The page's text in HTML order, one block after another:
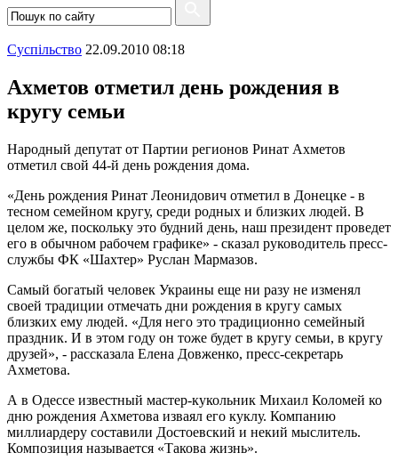
Суспiльство 22.09.2010 08:18
Ахметов отметил день рождения в
кругу семьи
Народный депутат от Партии регионов Ринат Ахметов
отметил свой 44-й день рождения дома.
«День рождения Ринат Леонидович отметил в Донецке - в
тесном семейном кругу, среди родных и близких людей. В
целом же, поскольку это будний день, наш президент проведет
его в обычном рабочем графике» - сказал руководитель пресс-
службы ФК «Шахтер» Руслан Мармазов.
Самый богатый человек Украины еще ни разу не изменял
своей традиции отмечать дни рождения в кругу самых
близких ему людей. «Для него это традиционно семейный
праздник. И в этом году он тоже будет в кругу семьи, в кругу
друзей», - рассказала Елена Довженко, пресс-секретарь
Ахметова.
А в Одессе известный мастер-кукольник Михаил Коломей ко
дню рождения Ахметова изваял его куклу. Компанию
миллиардеру составили Достоевский и некий мыслитель.
Композиция называется «Такова жизнь».